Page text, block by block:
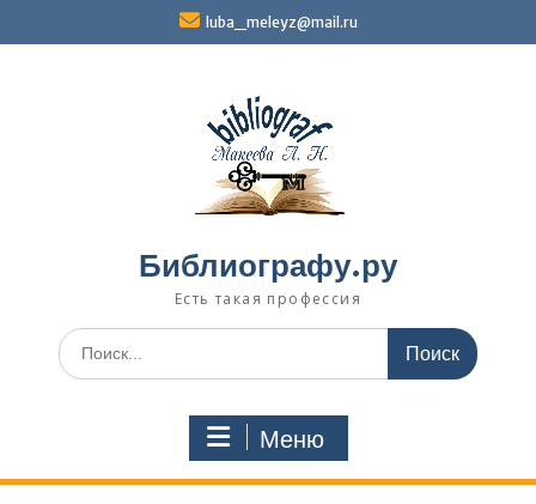
luba_meleyz@mail.ru
Библиографу.ру
Есть такая профессия
Поиск
по:
Меню